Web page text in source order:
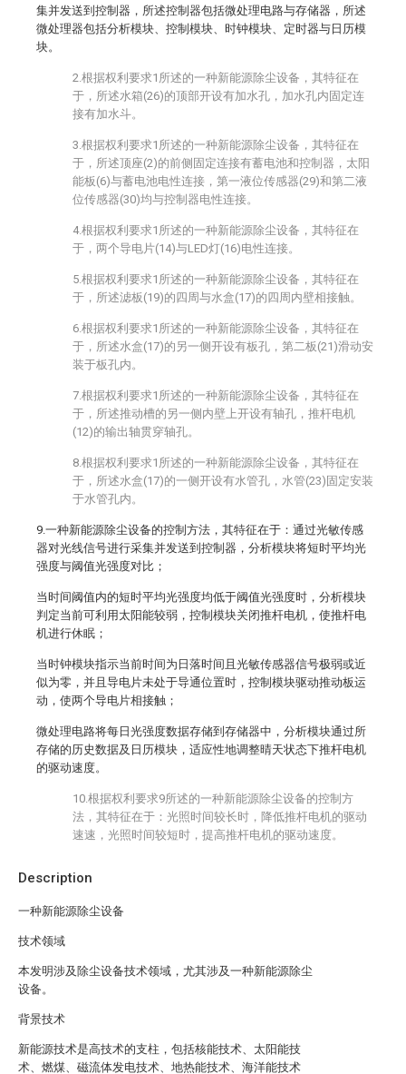
Description
一种新能源除尘设备
技术领域
本发明涉及除尘设备技术领域，尤其涉及一种新能源除尘
设备。
背景技术
新能源技术是高技术的支柱，包括核能技术、太阳能技
术、燃煤、磁流体发电技术、地热能技术、海洋能技术
集并发送到控制器，所述控制器包括微处理电路与存储器，所述
微处理器包括分析模块、控制模块、时钟模块、定时器与日历模
块。
2.根据权利要求1所述的一种新能源除尘设备，其特征在
于，所述水箱(26)的顶部开设有加水孔，加水孔内固定连
接有加水斗。
3.根据权利要求1所述的一种新能源除尘设备，其特征在
于，所述顶座(2)的前侧固定连接有蓄电池和控制器，太阳
能板(6)与蓄电池电性连接，第一液位传感器(29)和第二液
位传感器(30)均与控制器电性连接。
4.根据权利要求1所述的一种新能源除尘设备，其特征在
于，两个导电片(14)与LED灯(16)电性连接。
5.根据权利要求1所述的一种新能源除尘设备，其特征在
于，所述滤板(19)的四周与水盒(17)的四周内壁相接触。
6.根据权利要求1所述的一种新能源除尘设备，其特征在
于，所述水盒(17)的另一侧开设有板孔，第二板(21)滑动安
装于板孔内。
7.根据权利要求1所述的一种新能源除尘设备，其特征在
于，所述推动槽的另一侧内壁上开设有轴孔，推杆电机
(12)的输出轴贯穿轴孔。
8.根据权利要求1所述的一种新能源除尘设备，其特征在
于，所述水盒(17)的一侧开设有水管孔，水管(23)固定安装
于水管孔内。
9.一种新能源除尘设备的控制方法，其特征在于：通过光敏传感
器对光线信号进行采集并发送到控制器，分析模块将短时平均光
强度与阈值光强度对比；
当时间阈值内的短时平均光强度均低于阈值光强度时，分析模块
判定当前可利用太阳能较弱，控制模块关闭推杆电机，使推杆电
机进行休眠；
当时钟模块指示当前时间为日落时间且光敏传感器信号极弱或近
似为零，并且导电片未处于导通位置时，控制模块驱动推动板运
动，使两个导电片相接触；
微处理电路将每日光强度数据存储到存储器中，分析模块通过所
存储的历史数据及日历模块，适应性地调整晴天状态下推杆电机
的驱动速度。
10.根据权利要求9所述的一种新能源除尘设备的控制方
法，其特征在于：光照时间较长时，降低推杆电机的驱动
速速，光照时间较短时，提高推杆电机的驱动速度。